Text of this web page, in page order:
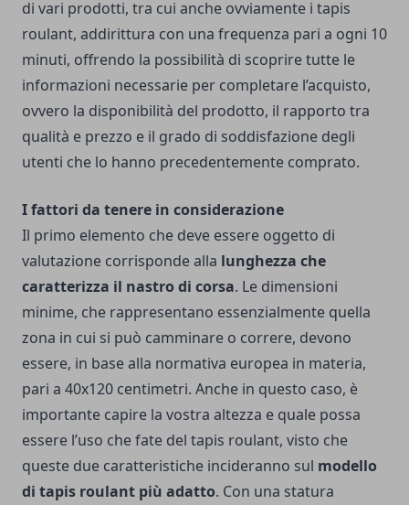
di vari prodotti, tra cui anche ovviamente i tapis
roulant, addirittura con una frequenza pari a ogni 10
minuti, offrendo la possibilità di scoprire tutte le
informazioni necessarie per completare l’acquisto,
ovvero la disponibilità del prodotto, il rapporto tra
qualità e prezzo e il grado di soddisfazione degli
utenti che lo hanno precedentemente comprato.
I fattori da tenere in considerazione
Il primo elemento che deve essere oggetto di
valutazione corrisponde alla lunghezza che
caratterizza il nastro di corsa. Le dimensioni
minime, che rappresentano essenzialmente quella
zona in cui si può camminare o correre, devono
essere, in base alla normativa europea in materia,
pari a 40x120 centimetri. Anche in questo caso, è
importante capire la vostra altezza e quale possa
essere l’uso che fate del tapis roulant, visto che
queste due caratteristiche incideranno sul modello
di tapis roulant più adatto. Con una statura